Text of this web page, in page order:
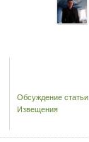
Обсуждение статьи
Извещения